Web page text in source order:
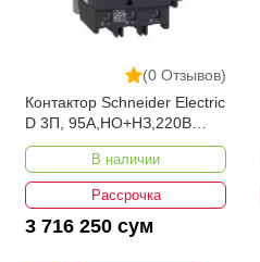
(0 Отзывов)
Контактор Schneider Electric
D 3П, 95А,НО+НЗ,220B
LC1D95M7
В наличии
Рассрочка
3 716 250 сум